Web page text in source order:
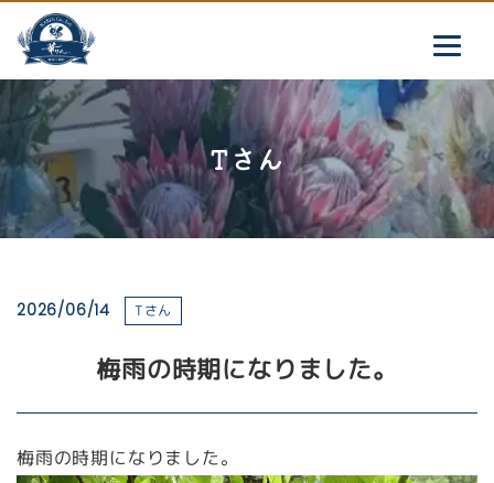
Tさん
2026/06/14 Tさん
梅雨の時期になりました。
梅雨の時期になりました。